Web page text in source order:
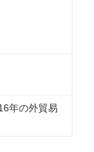
年の外貿易